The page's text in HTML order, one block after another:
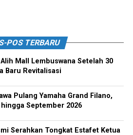
POS TERBARU
Mall Lembuswana Setelah 30
Baru Revitalisasi
Pulang Yamaha Grand Filano,
September 2026
Serahkan Tongkat Estafet Ketua